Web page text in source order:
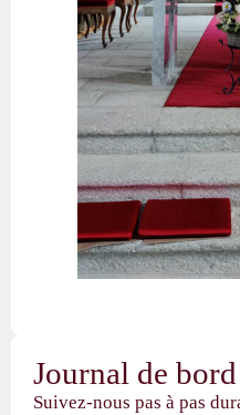
Journal de bord
Suivez-nous pas à pas